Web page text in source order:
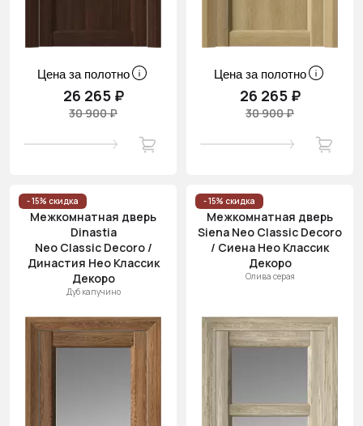
Цена за полотно
26 265 ₽
30 900 ₽
Цена за полотно
26 265 ₽
30 900 ₽
- 15% скидка
Межкомнатная дверь
Dinastia
Neo Classic Decoro /
Династия Нео Классик
Декоро
Дуб капучино
- 15% скидка
Межкомнатная дверь
Siena Neo Classic Decoro
/ Сиена Нео Классик
Декоро
Олива серая